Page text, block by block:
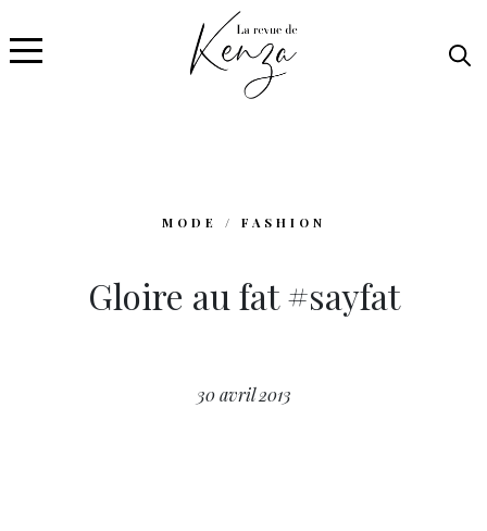
MODE / FASHION
Gloire au fat #sayfat
30 avril 2013